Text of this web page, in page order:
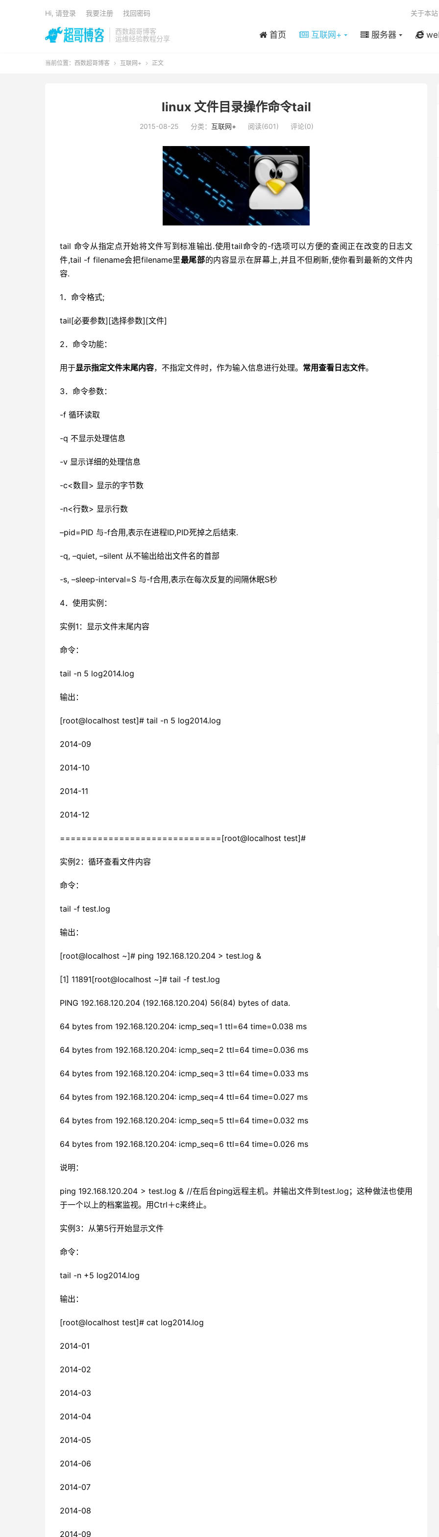
西数超哥博客
运维经验教程分享
首页 互联网+ 服务器
关于本站
Hi, 请登录 我要注册 找回密码
当前位置： 西数超哥博客  互联网+  正文
linux 文件目录操作命令tail
2015-08-25 分类： 互联网+ 阅读(601) 评论(0)
tail 命令从指定点开始将文件写到标准输出.使用tail命令的-f选项可以方便的查阅正在改变的日志文
件,tail -f filename会把filename里最尾部的内容显示在屏幕上,并且不但刷新,使你看到最新的文件内
容.
1．命令格式;
tail[必要参数][选择参数][文件]
2．命令功能：
用于显示指定文件末尾内容，不指定文件时，作为输入信息进行处理。 常用查看日志文件。
3．命令参数：
-f 循环读取
-q 不显示处理信息
-v 显示详细的处理信息
-c<数目> 显示的字节数
-n<行数> 显示行数
–pid=PID 与-f合用,表示在进程ID,PID死掉之后结束.
-q, –quiet, –silent 从不输出给出文件名的首部
-s, –sleep-interval=S 与-f合用,表示在每次反复的间隔休眠S秒
4．使用实例：
实例1：显示文件末尾内容
命令：
tail -n 5 log2014.log
输出：
[root@localhost test]# tail -n 5 log2014.log
2014-09
2014-10
2014-11
2014-12
==============================[root@localhost test]#
实例2：循环查看文件内容
命令：
tail -f test.log
输出：
[root@localhost ~]# ping 192.168.120.204 > test.log &
[1] 11891[root@localhost ~]# tail -f test.log
PING 192.168.120.204 (192.168.120.204) 56(84) bytes of data.
64 bytes from 192.168.120.204: icmp_seq=1 ttl=64 time=0.038 ms
64 bytes from 192.168.120.204: icmp_seq=2 ttl=64 time=0.036 ms
64 bytes from 192.168.120.204: icmp_seq=3 ttl=64 time=0.033 ms
64 bytes from 192.168.120.204: icmp_seq=4 ttl=64 time=0.027 ms
64 bytes from 192.168.120.204: icmp_seq=5 ttl=64 time=0.032 ms
64 bytes from 192.168.120.204: icmp_seq=6 ttl=64 time=0.026 ms
说明：
ping 192.168.120.204 > test.log & //在后台ping远程主机。并输出文件到test.log；这种做法也使用
于一个以上的档案监视。用Ctrl＋c来终止。
实例3：从第5行开始显示文件
命令：
tail -n +5 log2014.log
输出：
[root@localhost test]# cat log2014.log
2014-01
2014-02
2014-03
2014-04
2014-05
2014-06
2014-07
2014-08
2014-09